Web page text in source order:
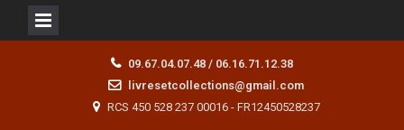
09.67.04.07.48 / 06.16.71.12.38
livresetcollections@gmail.com
RCS 450 528 237 00016 - FR12450528237